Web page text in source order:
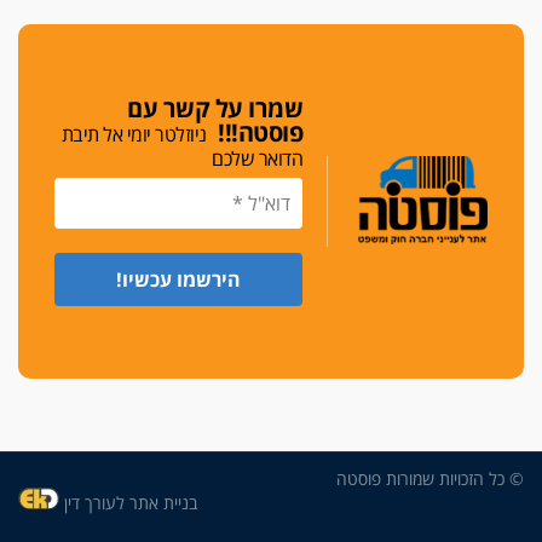
בימ"ש מחוזי: החלטת עמית בכר לדחות מינוי מנכ"ל
חדש ללשכה אינה סבירה
משפחה ופוליטיקה
עו"ד גלעד מנשה ויאיר בכורו חגגו בר מצווה, שרי
דורשים הגנה וביטחון"
שמרו על קשר עם
פוסטה!!! ניוזלטר יומי אל תיבת
הדואר שלכם
© כל הזכויות שמורות פוסטה
בניית אתר לעורך דין